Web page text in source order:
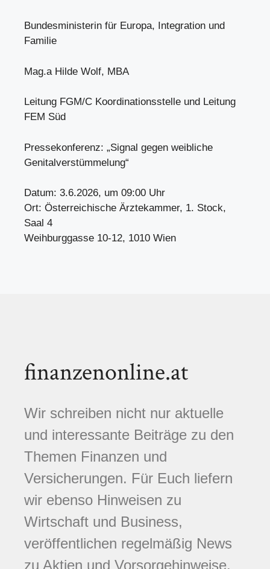
Bundesministerin für Europa, Integration und
Familie
Mag.a Hilde Wolf, MBA
Leitung FGM/C Koordinationsstelle und Leitung
FEM Süd
Pressekonferenz: „Signal gegen weibliche
Genitalverstümmelung“
Datum: 3.6.2026, um 09:00 Uhr
Ort: Österreichische Ärztekammer, 1. Stock,
Saal 4
Weihburggasse 10-12, 1010 Wien
finanzenonline.at
Wir schreiben nicht nur aktuelle
und interessante Beiträge zu den
Themen Finanzen und
Versicherungen. Für Euch liefern
wir ebenso Hinweisen zu
Wirtschaft und Business,
veröffentlichen regelmäßig News
zu Aktien und Vorsorgehinweise.